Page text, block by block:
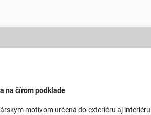
na čírom podklade
motívom určená do exteriéru aj